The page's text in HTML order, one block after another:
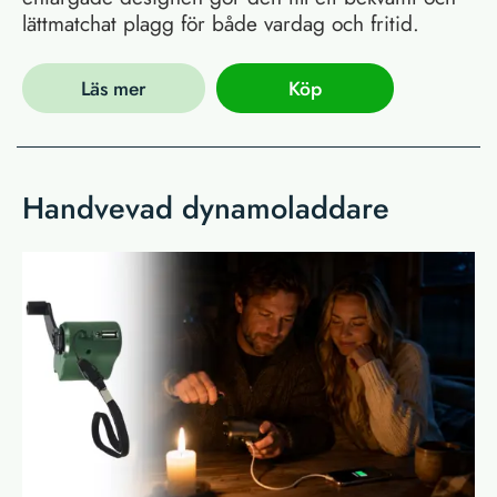
lättmatchat plagg för både vardag och fritid.
Läs mer Köp
Handvevad dynamoladdare